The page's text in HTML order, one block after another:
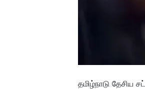
தமிழ்நாடு தேசிய